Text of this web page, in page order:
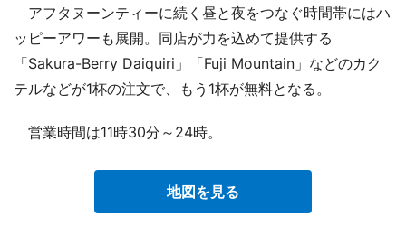
アフタヌーンティーに続く昼と夜をつなぐ時間帯にはハ
ッピーアワーも展開。同店が力を込めて提供する
「Sakura-Berry Daiquiri」「Fuji Mountain」などのカク
テルなどが1杯の注文で、もう1杯が無料となる。
営業時間は11時30分～24時。
地図を見る